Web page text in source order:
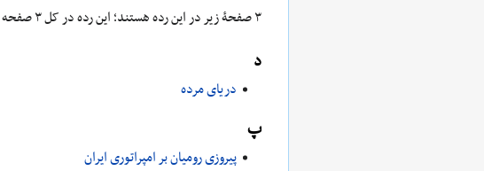
۳ صفحۀ زیر در این رده هستند؛ این رده در کل ۳ صفحه دارد.
د
دریای مرده
پ
پیروزی رومیان بر امپراتوری ایران